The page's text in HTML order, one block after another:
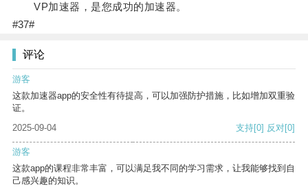
VP加速器，是您成功的加速器。
#37#
评论
游客
这款加速器app的安全性有待提高，可以加强防护措施，比如增加双重验
证。
2025-09-04
支持[0] 反对[0]
游客
这款app的课程非常丰富，可以满足我不同的学习需求，让我能够找到自
己感兴趣的知识。